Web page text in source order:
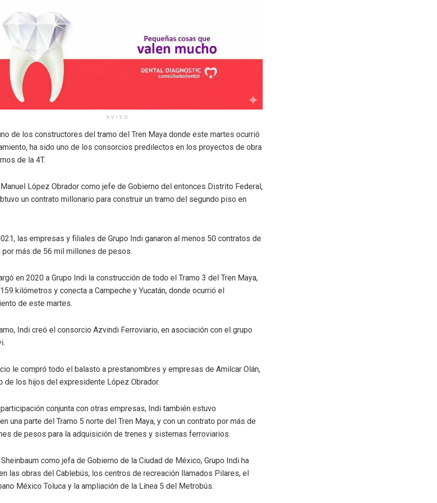
AVISO
de los constructores del tramo del Tren Maya donde este martes ocurrió
ha sido uno de los consorcios predilectos en los proyectos de obra
de la 4T.
López Obrador como jefe de Gobierno del entonces Distrito Federal,
un contrato millonario para construir un tramo del segundo piso en
las empresas y filiales de Grupo Indi ganaron al menos 50 contratos de
por más de 56 mil millones de pesos.
en 2020 a Grupo Indi la construcción de todo el Tramo 3 del Tren Maya,
kilómetros y conecta a Campeche y Yucatán, donde ocurrió el
de este martes.
Indi creó el consorcio Azvindi Ferroviario, en asociación con el grupo
le compró todo el balasto a prestanombres y empresas de Amilcar Olán,
de los hijos del expresidente López Obrador.
participación conjunta con otras empresas, Indi también estuvo
una parte del Tramo 5 norte del Tren Maya, y con un contrato por más de
de pesos para la adquisición de trenes y sistemas ferroviarios.
como jefa de Gobierno de la Ciudad de México, Grupo Indi ha
las obras del Cablebús, los centros de recreación llamados Pilares, el
México Toluca y la ampliación de la Línea 5 del Metrobús.